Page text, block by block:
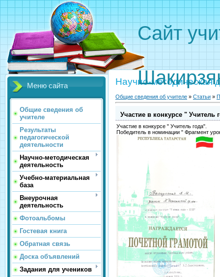
Сайт
Меню сайта
Общие сведения об
учителе
Результаты
педагогической
деятельности
Научно-методическая
деятельность
Учебно-материальная
база
Внеурочная
деятельность
Фотоальбомы
Гостевая книга
Обратная связь
Доска объявлений
Задания для учеников
Научно-методическая
Общие сведения об учителе » Статьи »
Участие в конкурсе " Учитель
Участие в конкурсе " Учитель года".
Победитель в номинации " Фрагмент